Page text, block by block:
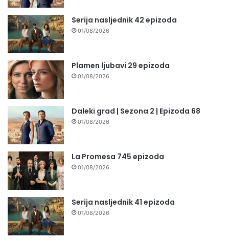
Serija nasljednik 42 epizoda
01/08/2026
Plamen ljubavi 29 epizoda
01/08/2026
Daleki grad | Sezona 2 | Epizoda 68
01/08/2026
La Promesa 745 epizoda
01/08/2026
Serija nasljednik 41 epizoda
01/08/2026